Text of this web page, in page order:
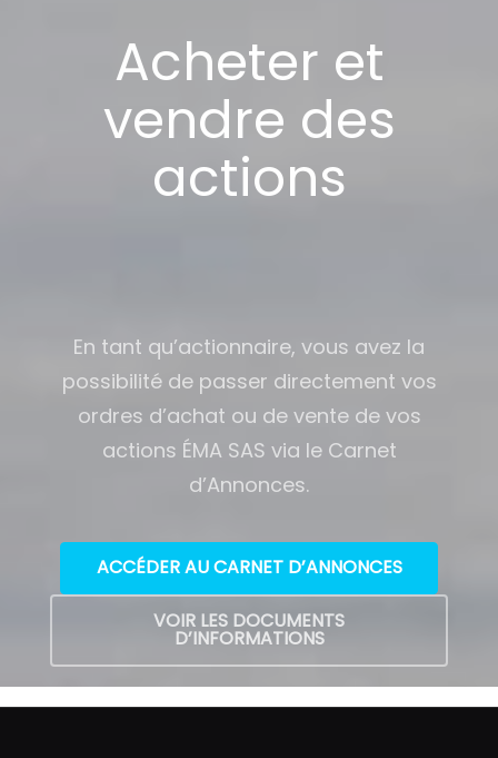
Acheter et
vendre des
actions
En tant qu’actionnaire, vous avez la
possibilité de passer directement vos
ordres d’achat ou de vente de vos
actions ÉMA SAS via le Carnet
d’Annonces.
ACCÉDER AU CARNET D’ANNONCES
VOIR LES DOCUMENTS
D’INFORMATIONS